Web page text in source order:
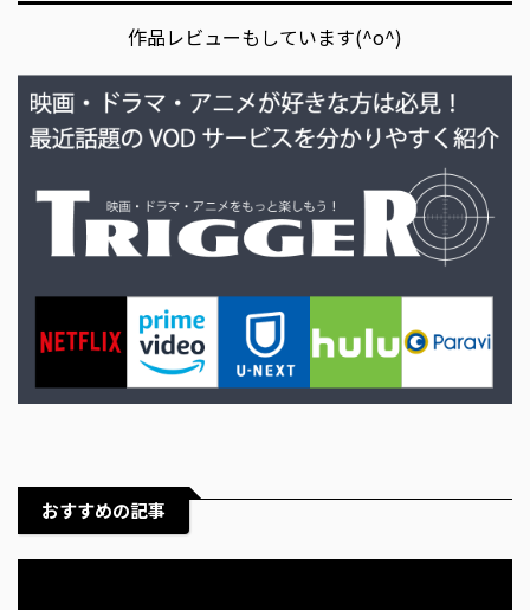
作品レビューもしています(^o^)
おすすめの記事